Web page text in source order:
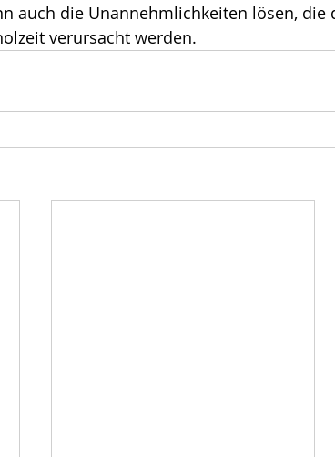
auch die Unannehmlichkeiten lösen, die
verursacht werden.